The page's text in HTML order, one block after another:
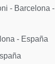
- Barcelona -
- España